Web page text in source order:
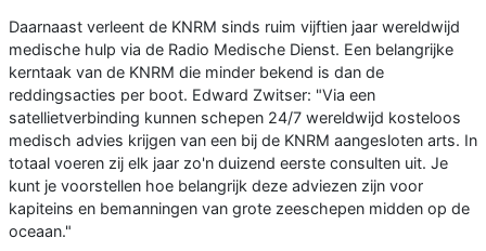
Daarnaast verleent de KNRM sinds ruim vijftien jaar wereldwijd
medische hulp via de Radio Medische Dienst. Een belangrijke
kerntaak van de KNRM die minder bekend is dan de
reddingsacties per boot. Edward Zwitser: "Via een
satellietverbinding kunnen schepen 24/7 wereldwijd kosteloos
medisch advies krijgen van een bij de KNRM aangesloten arts. In
totaal voeren zij elk jaar zo'n duizend eerste consulten uit. Je
kunt je voorstellen hoe belangrijk deze adviezen zijn voor
kapiteins en bemanningen van grote zeeschepen midden op de
oceaan."